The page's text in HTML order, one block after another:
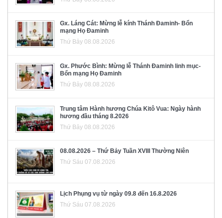
Gx. Láng Cát: Mừng lễ kính Thánh Đaminh- Bổn
mạng Họ Đaminh
Thứ Bảy 08.08.2026
Gx. Phước Bình: Mừng lễ Thánh Đaminh linh mục-
Bổn mạng Họ Đaminh
Thứ Bảy 08.08.2026
Trung tâm Hành hương Chúa Kitô Vua: Ngày hành
hương đầu tháng 8.2026
Thứ Bảy 08.08.2026
08.08.2026 – Thứ Bảy Tuần XVIII Thường Niên
Thứ Sáu 07.08.2026
Lịch Phụng vụ từ ngày 09.8 đến 16.8.2026
Thứ Sáu 07.08.2026